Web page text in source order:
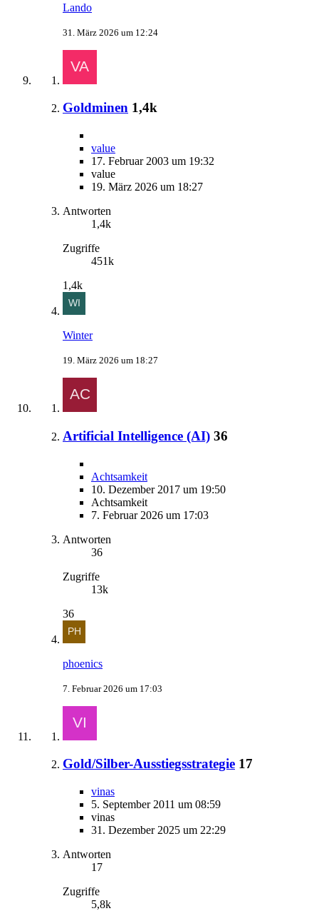
Lando
31. März 2026 um 12:24
Goldminen 1,4k
value
17. Februar 2003 um 19:32
value
19. März 2026 um 18:27
Antworten
1,4k
Zugriffe
451k
1,4k
Winter
19. März 2026 um 18:27
Artificial Intelligence (AI) 36
Achtsamkeit
10. Dezember 2017 um 19:50
Achtsamkeit
7. Februar 2026 um 17:03
Antworten
36
Zugriffe
13k
36
phoenics
7. Februar 2026 um 17:03
Gold/Silber-Ausstiegsstrategie 17
vinas
5. September 2011 um 08:59
vinas
31. Dezember 2025 um 22:29
Antworten
17
Zugriffe
5,8k